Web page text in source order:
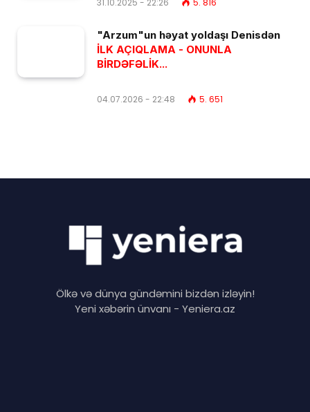
"Arzum"un həyat yoldaşı Denisdən
İLK AÇIQLAMA - ONUNLA
BİRDƏFƏLİK...
04.07.2026 - 22:48 5. 651
Ölkə və dünya gündəmini bizdən izləyin!
Yeni xəbərin ünvanı - Yeniera.az